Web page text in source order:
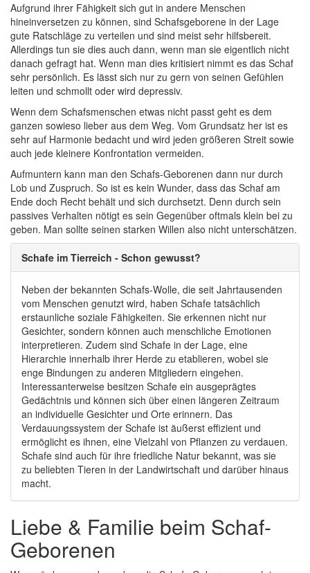
Aufgrund ihrer Fähigkeit sich gut in andere Menschen
hineinversetzen zu können, sind Schafsgeborene in der Lage
gute Ratschläge zu verteilen und sind meist sehr hilfsbereit.
Allerdings tun sie dies auch dann, wenn man sie eigentlich nicht
danach gefragt hat. Wenn man dies kritisiert nimmt es das Schaf
sehr persönlich. Es lässt sich nur zu gern von seinen Gefühlen
leiten und schmollt oder wird depressiv.
Wenn dem Schafsmenschen etwas nicht passt geht es dem
ganzen sowieso lieber aus dem Weg. Vom Grundsatz her ist es
sehr auf Harmonie bedacht und wird jeden größeren Streit sowie
auch jede kleinere Konfrontation vermeiden.
Aufmuntern kann man den Schafs-Geborenen dann nur durch
Lob und Zuspruch. So ist es kein Wunder, dass das Schaf am
Ende doch Recht behält und sich durchsetzt. Denn durch sein
passives Verhalten nötigt es sein Gegenüber oftmals klein bei zu
geben. Man sollte seinen starken Willen also nicht unterschätzen.
Schafe im Tierreich - Schon gewusst?
Neben der bekannten Schafs-Wolle, die seit Jahrtausenden
vom Menschen genutzt wird, haben Schafe tatsächlich
erstaunliche soziale Fähigkeiten. Sie erkennen nicht nur
Gesichter, sondern können auch menschliche Emotionen
interpretieren. Zudem sind Schafe in der Lage, eine
Hierarchie innerhalb ihrer Herde zu etablieren, wobei sie
enge Bindungen zu anderen Mitgliedern eingehen.
Interessanterweise besitzen Schafe ein ausgeprägtes
Gedächtnis und können sich über einen längeren Zeitraum
an individuelle Gesichter und Orte erinnern. Das
Verdauungssystem der Schafe ist äußerst effizient und
ermöglicht es ihnen, eine Vielzahl von Pflanzen zu verdauen.
Schafe sind auch für ihre friedliche Natur bekannt, was sie
zu beliebten Tieren in der Landwirtschaft und darüber hinaus
macht.
Liebe & Familie beim Schaf-
Geborenen